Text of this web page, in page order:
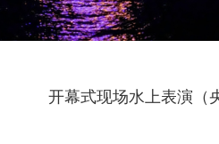
开幕式现场水上表演（